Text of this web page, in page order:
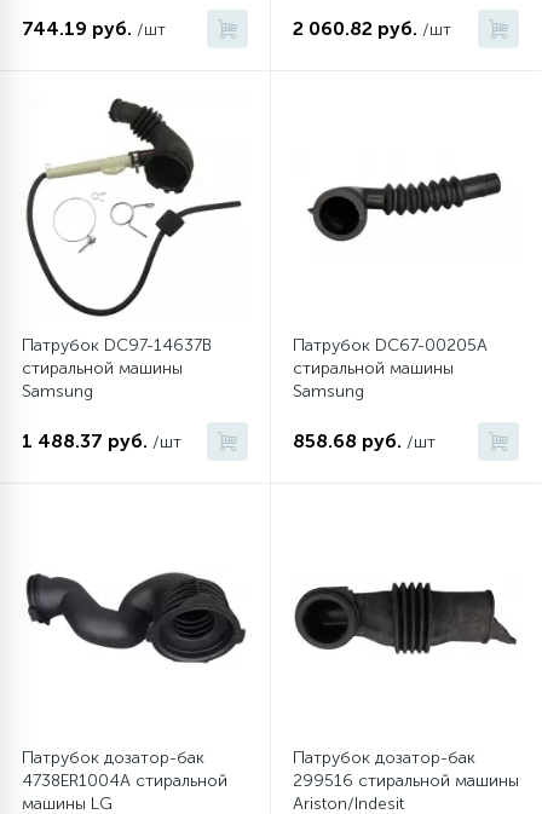
744.19 руб. /шт 2 060.82 руб. /шт
Патрубок DC97-14637B
стиральной машины
Samsung
1 488.37 руб. /шт
Патрубок DC67-00205A
стиральной машины
Samsung
858.68 руб. /шт
Патрубок дозатор-бак
4738ER1004A стиральной
машины LG
Патрубок дозатор-бак
299516 стиральной машины
Ariston/Indesit